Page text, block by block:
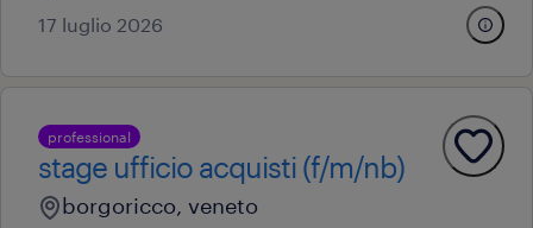
17 luglio 2026
professional
stage ufficio acquisti (f/m/nb)
borgoricco, veneto